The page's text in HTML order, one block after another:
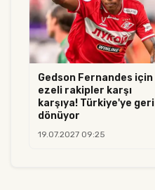
Gedson Fernandes için
ezeli rakipler karşı
karşıya! Türkiye'ye geri
dönüyor
19.07.2027 09:25